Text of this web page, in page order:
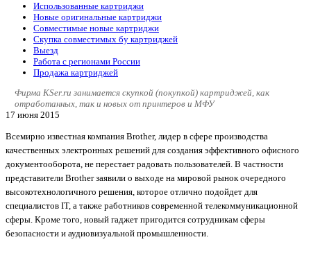
Использованные картриджи
Новые оригинальные картриджи
Совместимые новые картриджи
Скупка совместимых бу картриджей
Выезд
Работа с регионами России
Продажа картриджей
Фирма KSer.ru занимается скупкой (покупкой) картриджей, как
отработанных, так и новых от принтеров и МФУ
17 июня 2015
Всемирно известная компания Brother, лидер в сфере производства
качественных электронных решений для создания эффективного офисного
документооборота, не перестает радовать пользователей. В частности
представители Brother заявили о выходе на мировой рынок очередного
высокотехнологичного решения, которое отлично подойдет для
специалистов IT, а также работников современной телекоммуникационной
сферы. Кроме того, новый гаджет пригодится сотрудникам сферы
безопасности и аудиовизуальной промышленности.